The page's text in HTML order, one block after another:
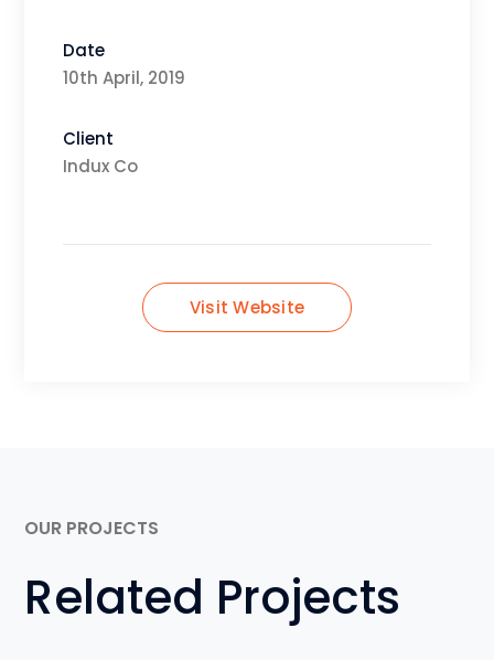
Date
10th April, 2019
Client
Indux Co
Visit Website
OUR PROJECTS
Related Projects